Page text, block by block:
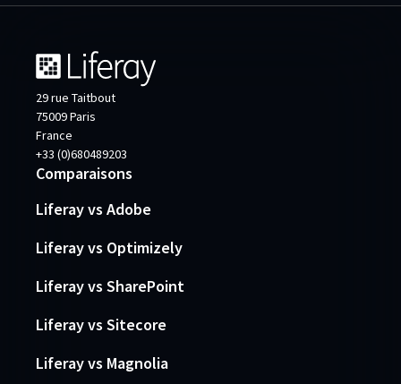
29 rue Taitbout
75009 Paris
France
+33 (0)680489203
Comparaisons
Liferay vs Adobe
Liferay vs Optimizely
Liferay vs SharePoint
Liferay vs Sitecore
Liferay vs Magnolia